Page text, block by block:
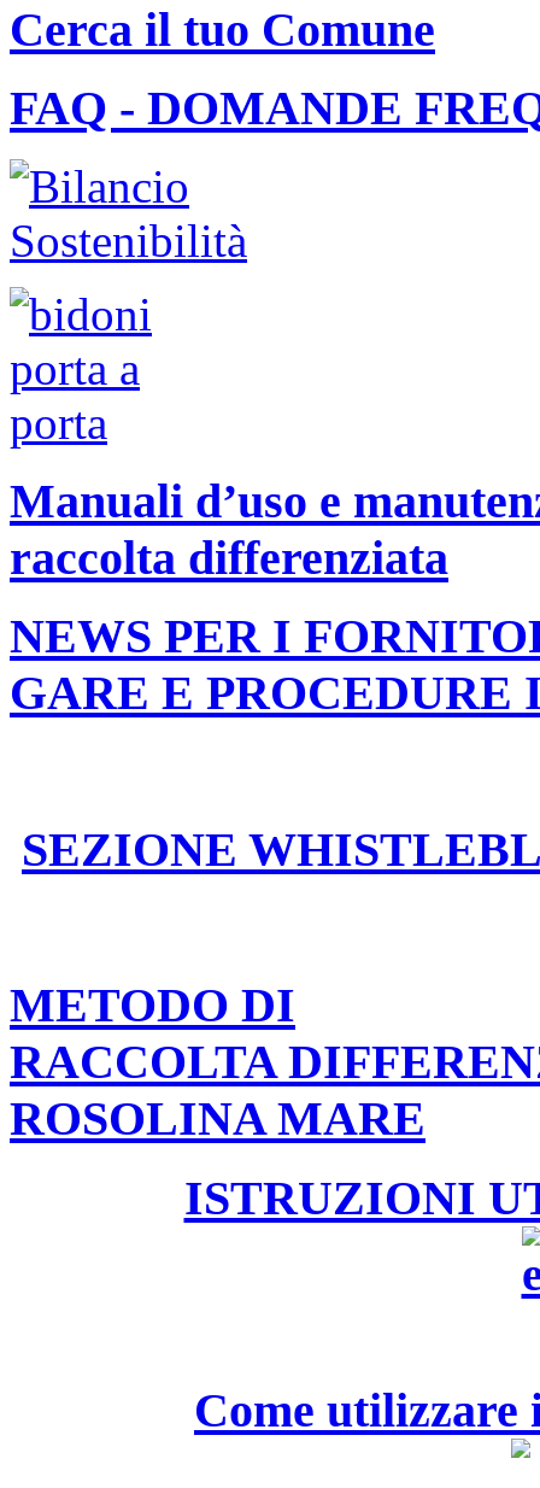
Cerca il tuo Comune
FAQ - DOMANDE
Manuali d’uso e
raccolta differenziata
NEWS PER I
GARE E PROCEDURE
SEZIONE
METODO DI
RACCOLTA
ROSOLINA MARE
ISTRUZIONI
Come utilizzare